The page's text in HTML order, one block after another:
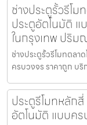
ช่างประตูรั้วรีโ
ประตูอัตโนมัติ
ในกรุงเทพ ปริ
ช่างประตูรั้วรีโมทตลา
ครบวงจร ราคาถูก บ
ประตูรีโมทหลัก
อัตโนมัติ แบบคร